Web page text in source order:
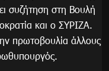
συζήτηση στη Βουλή
και ο ΣΥΡΙΖΑ.
πρωτοβουλία άλλους